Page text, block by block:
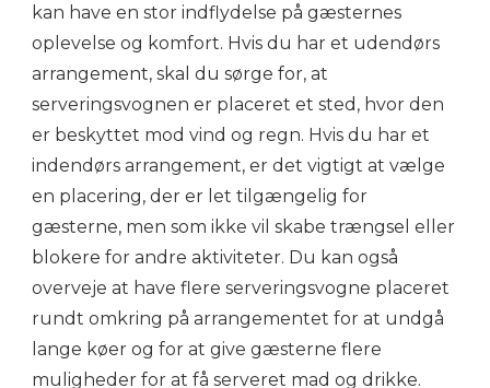
kan have en stor indflydelse på gæsternes
oplevelse og komfort. Hvis du har et udendørs
arrangement, skal du sørge for, at
serveringsvognen er placeret et sted, hvor den
er beskyttet mod vind og regn. Hvis du har et
indendørs arrangement, er det vigtigt at vælge
en placering, der er let tilgængelig for
gæsterne, men som ikke vil skabe trængsel eller
blokere for andre aktiviteter. Du kan også
overveje at have flere serveringsvogne placeret
rundt omkring på arrangementet for at undgå
lange køer og for at give gæsterne flere
muligheder for at få serveret mad og drikke.